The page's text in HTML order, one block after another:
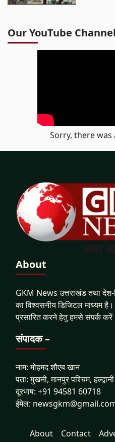
Our YouTube Channel
Sorry, there was
About
GKM News उत्तराखंड तथा देश-
का विश्वसनीय डिजिटल माध्यम
प्रसारित करने हेतु हमसे संपर्क
संपादक –
नाम: मोहमद शौएब खान
पता: मुखनी, मानपुर पश्चिम,
दूरभाष: +91 94581 60718
ईमेल:
About Contact